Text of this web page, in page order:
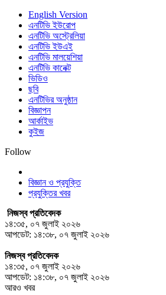
English Version
এনটিভি ইউরোপ
এনটিভি অস্ট্রেলিয়া
এনটিভি ইউএই
এনটিভি মালয়েশিয়া
এনটিভি কানেক্ট
ভিডিও
ছবি
এনটিভির অনুষ্ঠান
বিজ্ঞাপন
আর্কাইভ
কুইজ
Follow
বিজ্ঞান ও প্রযুক্তি
প্রযুক্তির খবর
নিজস্ব প্রতিবেদক
১৪:৩৫, ০৭ জুলাই ২০২৬
আপডেট: ১৪:৩৮, ০৭ জুলাই ২০২৬
নিজস্ব প্রতিবেদক
১৪:৩৫, ০৭ জুলাই ২০২৬
আপডেট: ১৪:৩৮, ০৭ জুলাই ২০২৬
আরও খবর